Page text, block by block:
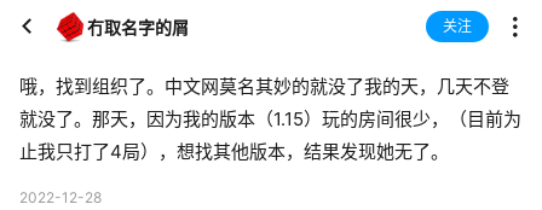
冇取名字的屑 关注
哦，找到组织了。中文网莫名其妙的就没了我的天，几天不登
就没了。那天，因为我的版本（1.15）玩的房间很少，（目前为
止我只打了4局），想找其他版本，结果发现她无了。
2022-12-28